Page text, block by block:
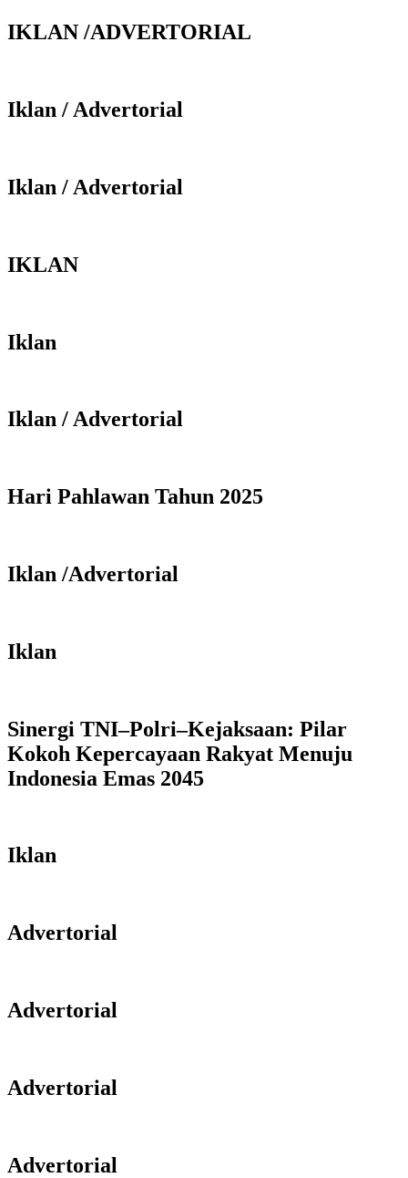
IKLAN /ADVERTORIAL
Iklan / Advertorial
Iklan / Advertorial
IKLAN
Iklan
Iklan / Advertorial
Hari Pahlawan Tahun 2025
Iklan /Advertorial
Iklan
Sinergi TNI–Polri–Kejaksaan: Pilar
Kokoh Kepercayaan Rakyat Menuju
Indonesia Emas 2045
Iklan
Advertorial
Advertorial
Advertorial
Advertorial